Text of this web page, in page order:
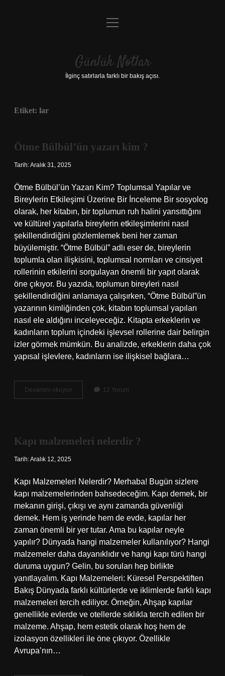
Anasayfa
Yasal Uyarı
menüyü
Günlük Notlar
İlginç satırlarla farklı bir bakış açısı.
Etiket: lar
Ötme Bülbül’ün yazarı kim ?
Tarih: Aralık 31, 2025
Ötme Bülbül’ün Yazarı Kim? Toplumsal Yapılar ve
Bireylerin Etkileşimi Üzerine Bir İnceleme Bir sosyolog
olarak, her kitabın, bir toplumun ruh halini yansıttığını
ve kültürel yapılarla bireylerin etkileşimlerini nasıl
şekillendirdiğini gözlemlemek beni her zaman
büyülemiştir. “Ötme Bülbül” adlı eser de, bireylerin
toplumla olan ilişkisini, toplumsal normları ve cinsiyet
rollerinin etkilerini sorgulayan önemli bir yapıt olarak
öne çıkıyor. Bu yazıda, toplumun bireyleri nasıl
şekillendirdiğini anlamaya çalışırken, “Ötme Bülbül”ün
yazarının kimliğinden çok, kitabın toplumsal yapıları
nasıl ele aldığını inceleyeceğiz. Kitapta erkeklerin ve
kadınların toplum içindeki işlevsel rollerine dair belirgin
izler görmek mümkün. Bu analizde, erkeklerin daha çok
yapısal işlevlere, kadınların ise ilişkisel bağlara…
Devamını okuyun
Bülbül’ün
12 Yorum
Kapı malzemeleri nelerdir ?
Tarih: Aralık 12, 2025
Kapı Malzemeleri Nelerdir? Merhaba! Bugün sizlere
kapı malzemelerinden bahsedeceğim. Kapı demek, bir
mekanın girişi, çıkışı ve aynı zamanda güvenliği
demek. Hem iş yerinde hem de evde, kapılar her
zaman önemli bir yer tutar. Ama bu kapılar neyle
yapılır? Dünyada hangi malzemeler kullanılıyor? Hangi
malzemeler daha dayanıklıdır ve hangi kapı türü hangi
duruma uygun? Gelin, bu soruları hep birlikte
yanıtlayalım. Kapı Malzemeleri: Küresel Perspektiften
Bakış Dünyada farklı kültürlerde ve iklimlerde farklı kapı
malzemeleri tercih ediliyor. Örneğin, Ahşap kapılar
genellikle evlerde ve otellerde sıklıkla tercih edilen bir
malzeme. Ahşap, hem estetik olarak hoş hem de
izolasyon özellikleri ile öne çıkıyor. Özellikle
Avrupa’nın…